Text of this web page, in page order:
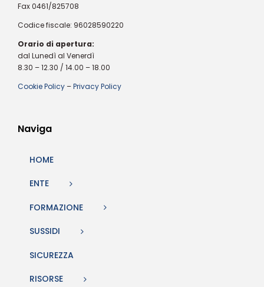
Fax 0461/825708
Codice fiscale: 96028590220
Orario di apertura:
dal Lunedì al Venerdì
8.30 – 12.30 / 14.00 – 18.00
Cookie Policy –Privacy Policy
Naviga
HOME
ENTE
FORMAZIONE
SUSSIDI
SICUREZZA
RISORSE